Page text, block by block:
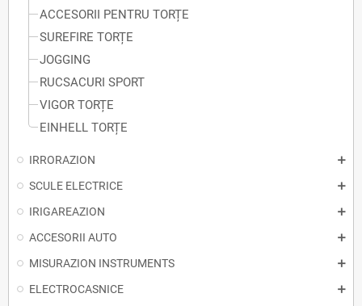
ACCESORII PENTRU TORȚE
SUREFIRE TORȚE
JOGGING
RUCSACURI SPORT
VIGOR TORȚE
EINHELL TORȚE
IRRORAZION
SCULE ELECTRICE
IRIGAREAZION
ACCESORII AUTO
MISURAZION INSTRUMENTS
ELECTROCASNICE